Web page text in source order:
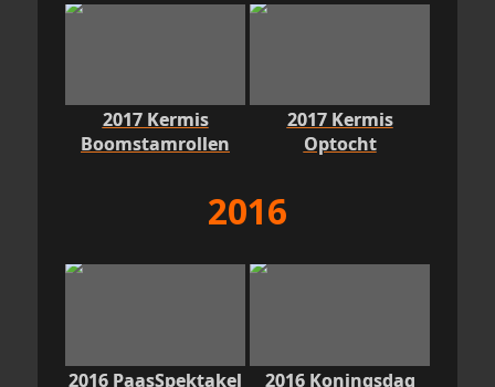
2017 Kermis
Boomstamrollen
2017 Kermis
Optocht
2016
2016 PaasSpektakel 2016 Koningsdag